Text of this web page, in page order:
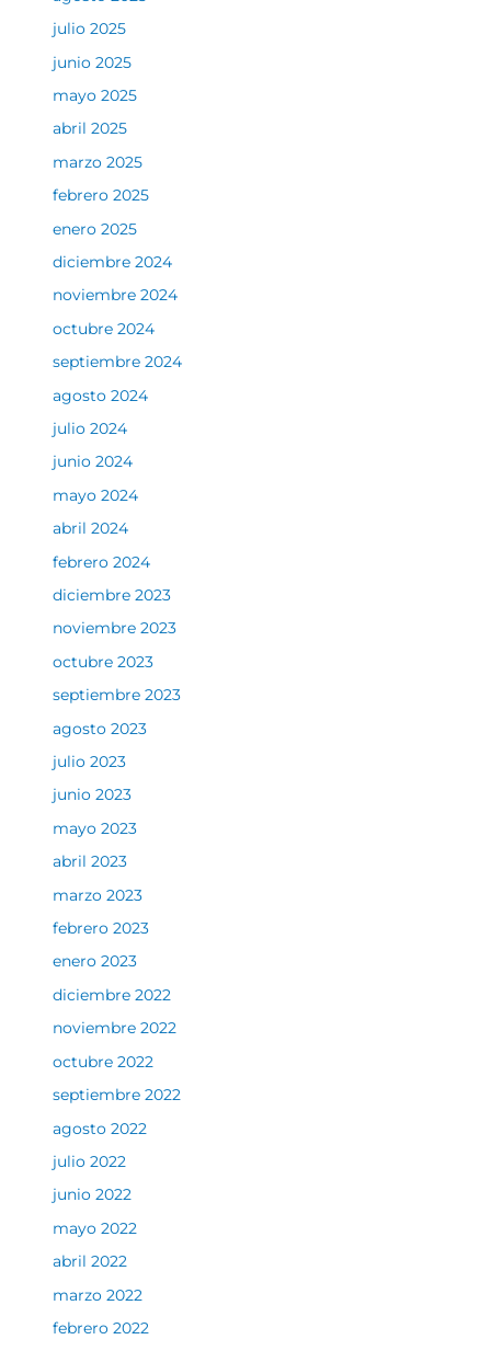
julio 2025
junio 2025
mayo 2025
abril 2025
marzo 2025
febrero 2025
enero 2025
diciembre 2024
noviembre 2024
octubre 2024
septiembre 2024
agosto 2024
julio 2024
junio 2024
mayo 2024
abril 2024
febrero 2024
diciembre 2023
noviembre 2023
octubre 2023
septiembre 2023
agosto 2023
julio 2023
junio 2023
mayo 2023
abril 2023
marzo 2023
febrero 2023
enero 2023
diciembre 2022
noviembre 2022
octubre 2022
septiembre 2022
agosto 2022
julio 2022
junio 2022
mayo 2022
abril 2022
marzo 2022
febrero 2022